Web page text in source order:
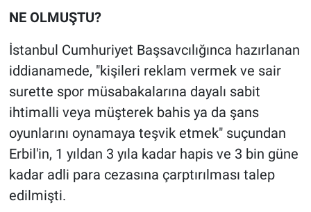
NE OLMUŞTU?
İstanbul Cumhuriyet Başsavcılığınca hazırlanan
iddianamede, "kişileri reklam vermek ve sair
surette spor müsabakalarına dayalı sabit
ihtimalli veya müşterek bahis ya da şans
oyunlarını oynamaya teşvik etmek" suçundan
Erbil'in, 1 yıldan 3 yıla kadar hapis ve 3 bin güne
kadar adli para cezasına çarptırılması talep
edilmişti.
Popüler
Programlar
Sağlık
Spor
Teknoloji